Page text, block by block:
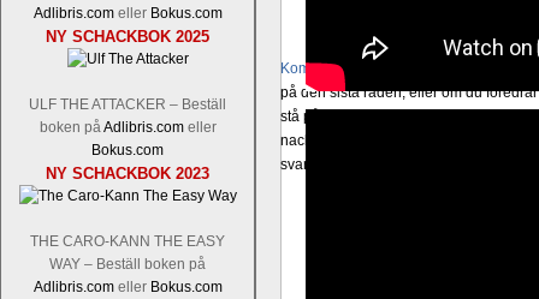
Adlibris.comeller Bokus.com
NY SCHACKBOK 2025
ULF THE ATTACKER – Beställ
boken på Adlibris.comeller
Bokus.com
NY SCHACKBOK 2023
THE CARO-KANN THE EASY
WAY – Beställ boken på
Adlibris.comeller Bokus.com
Kommentera
på den sista raden, eller om du
stå på ruta d1. Det förstnämnda
nackdelar, beroende på hur man ser
svarsalternativ 1 eller 2 i högerspalten